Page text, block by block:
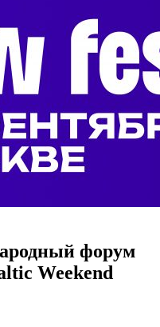
форум
Weekend